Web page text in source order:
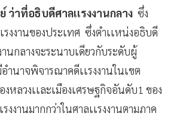
ว่าที่อธิบดีศาลเเรงงานกลาง ซึ่ง
งงานของประเทศ ซึ่งตำเเหน่งอธิบดี
นกลางจะระนาบเดียวกับระดับผู้
นาจพิจารณาคดีเเรงงานในเขต
หลวงเเละเมืองเศรษฐกิจอันดับ1 ของ
งงานมากกว่าในศาลเเรงงานตามภาค